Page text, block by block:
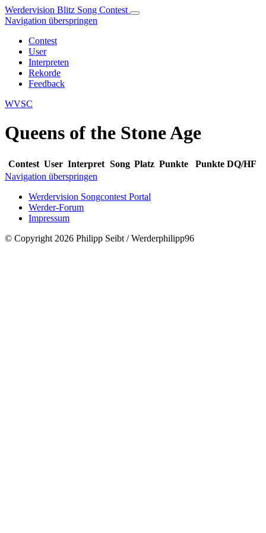
Werdervision Blitz Song Contest
Navigation überspringen
Contest
User
Interpreten
Rekorde
Feedback
WVSC
Queens of the Stone Age
Contest User Interpret Song Platz Punkte
Punkte DQ/HF
Navigation überspringen
Werdervision Songcontest Portal
Werder-Forum
Impressum
© Copyright 2026 Philipp Seibt / Werderphilipp96